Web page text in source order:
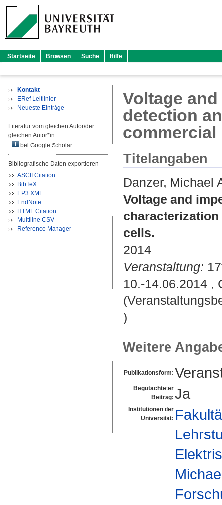
Startseite Browsen Suche Hilfe
Kontakt
ERef Leitlinien
Neueste Einträge
Literatur vom gleichen Autor/der
gleichen Autor*in
bei Google Scholar
Bibliografische Daten exportieren
ASCII Citation
BibTeX
EP3 XML
EndNote
HTML Citation
Multiline CSV
Reference Manager
Voltage
detection
commercial
Titelangaben
Danzer, Michael
Voltage and
cells.
2014
Veranstaltung:
10.-14.06.2014 ,
)
Weitere
Publikationsform:
Begutachteter
Beitrag: Ja
Institutionen der
Universität: